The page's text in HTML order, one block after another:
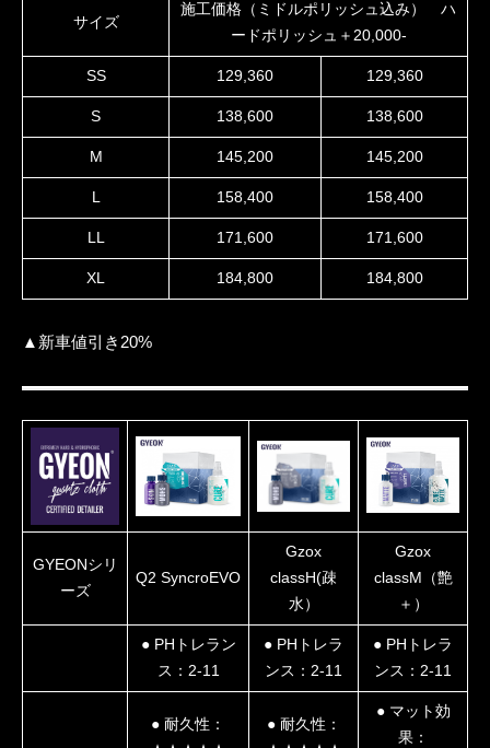
サイズ
施工価格（ミドルポリッシュ込み） ハ
ードポリッシュ＋20,000-
SS 129,360 129,360
S 138,600 138,600
M 145,200 145,200
L 158,400 158,400
LL 171,600 171,600
XL 184,800 184,800
▲新車値引き20%
GYEONシリ
ーズ
Q2 SyncroEVO
Gzox
classH(疎
水）
Gzox
classM（艶
＋）
● PHトレラン
ス：2-11
● PHトレラ
ンス：2-11
● PHトレラ
ンス：2-11
● 耐久性：
● 耐久性：
● マット効
果：